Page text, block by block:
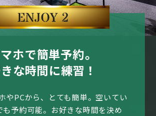
ホで簡単予約。
な時間に練習！
やPCから、とても簡単。空いてい
も予約可能。お好きな時間を決め